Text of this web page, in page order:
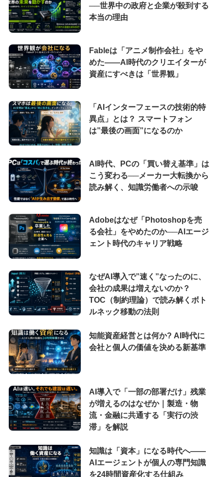
──世界中の政府と企業が殺到する
本当の理由
Fableは「アニメ制作会社」をや
めた――AI時代のクリエイターが
資産にすべきは「世界観」
「AIインターフェースの技術的特
異点」とは？ スマートフォン
は”最後の画面”になるのか
AI時代、PCの「買い替え基準」は
こう変わる──メーカー大転換から
読み解く、知識労働者への示唆
Adobeはなぜ「Photoshopを売
る会社」をやめたのか──AIエージ
ェント時代のキャリア戦略
なぜAI導入で”速く”なったのに、
会社の成果は増えないのか？
TOC（制約理論）で読み解くボト
ルネック移動の法則
知能資産経営とは何か? AI時代に
会社と個人の価値を決める新基準
AI導入で「一部の部署だけ」残業
が増えるのはなぜか｜製造・物
流・金融に共通する「実行の渋
滞」を解説
知識は「資本」になる時代へ——
AIエージェントが個人の専門知識
を24時間資産化する仕組み